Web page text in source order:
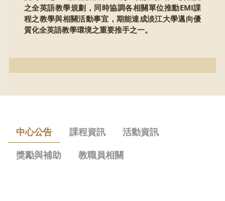
之全英語教學規劃，同時協調各相關單位推動EMI課
程之教學與相關活動事宜，期能達成淡江大學邁向優
質化全英語教學環境之重要推手之一。
中心公告 課程資訊
活動資訊
獎勵與補助
教職員相關